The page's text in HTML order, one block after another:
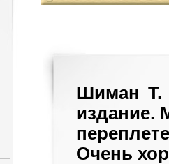
Шиман Т.
издание.
Очень